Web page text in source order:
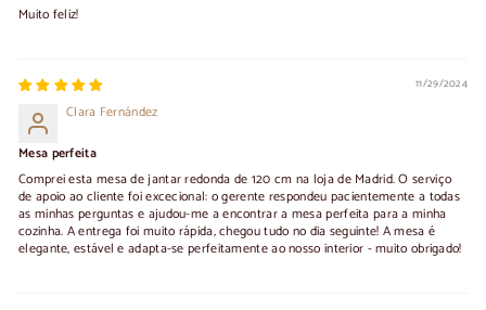
Muito feliz!
11/29/2024
Clara Fernández
Mesa perfeita
Comprei esta mesa de jantar redonda de 120 cm na loja de Madrid. O serviço
de apoio ao cliente foi excecional: o gerente respondeu pacientemente a todas
as minhas perguntas e ajudou-me a encontrar a mesa perfeita para a minha
cozinha. A entrega foi muito rápida, chegou tudo no dia seguinte! A mesa é
elegante, estável e adapta-se perfeitamente ao nosso interior - muito obrigado!